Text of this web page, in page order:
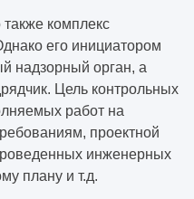
комплекс
его инициатором
надзорный орган, а
Цель контрольных
работ на
проектной
инженерных
плану и т.д.